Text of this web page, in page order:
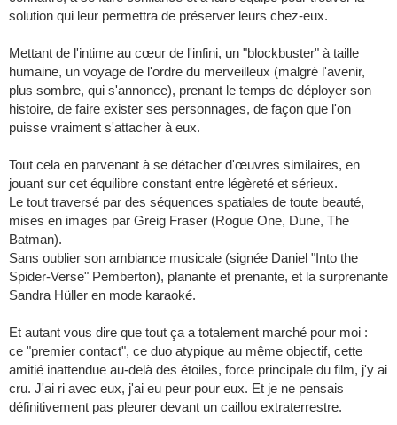
solution qui leur permettra de préserver leurs chez-eux.
Mettant de l'intime au cœur de l'infini, un "blockbuster" à taille
humaine, un voyage de l'ordre du merveilleux (malgré l'avenir,
plus sombre, qui s'annonce), prenant le temps de déployer son
histoire, de faire exister ses personnages, de façon que l'on
puisse vraiment s'attacher à eux.
Tout cela en parvenant à se détacher d'œuvres similaires, en
jouant sur cet équilibre constant entre légèreté et sérieux.
Le tout traversé par des séquences spatiales de toute beauté,
mises en images par Greig Fraser (Rogue One, Dune, The
Batman).
Sans oublier son ambiance musicale (signée Daniel "Into the
Spider-Verse" Pemberton), planante et prenante, et la surprenante
Sandra Hüller en mode karaoké.
Et autant vous dire que tout ça a totalement marché pour moi :
ce "premier contact", ce duo atypique au même objectif, cette
amitié inattendue au-delà des étoiles, force principale du film, j'y ai
cru. J'ai ri avec eux, j'ai eu peur pour eux. Et je ne pensais
définitivement pas pleurer devant un caillou extraterrestre.